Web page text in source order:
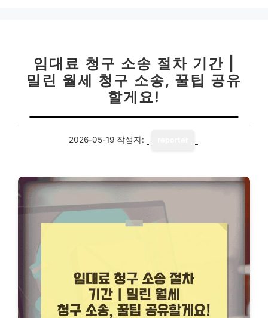
임대료 청구 소송 절차 기간 |
밀린 월세 청구 소송, 꿀팁 공유
할게요!
2026-05-19 작성자: